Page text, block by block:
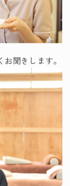
聞きします。